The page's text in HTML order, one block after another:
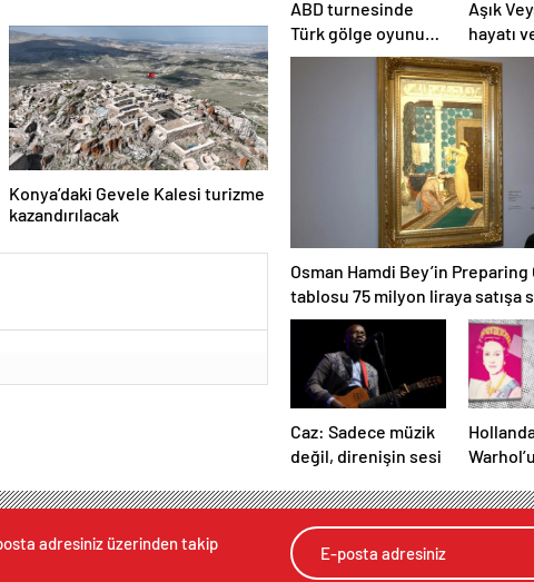
Konya’daki Gevele Kalesi turizme
kazandırılacak
ABD turnesinde
Türk gölge oyunu
Karagöz, çocukları
Aşık
hayatı
aldığı
hizmete
Osman Hamdi Bey’in Preparing
tablosu 75 milyon liraya satışa
Caz: Sadece müzik
değil, direnişin sesi
olduğu
eseri
adresiniz üzerinden takip